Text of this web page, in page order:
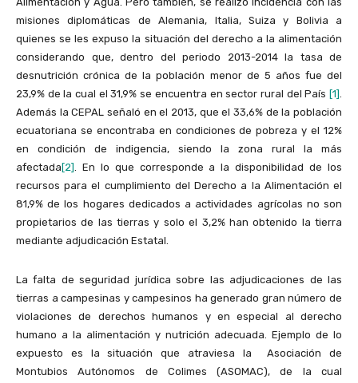
misiones diplomáticas de Alemania, Italia, Suiza y Bolivia a
quienes se les expuso la situación del derecho a la alimentación
considerando que, dentro del periodo 2013-2014 la tasa de
desnutrición crónica de la población menor de 5 años fue del
23,9% de la cual el 31,9% se encuentra en sector rural del País [1].
Además la CEPAL señaló en el 2013, que el 33,6% de la población
ecuatoriana se encontraba en condiciones de pobreza y el 12%
en condición de indigencia, siendo la zona rural la más
afectada[2]. En lo que corresponde a la disponibilidad de los
recursos para el cumplimiento del Derecho a la Alimentación el
81,9% de los hogares dedicados a actividades agrícolas no son
propietarios de las tierras y solo el 3,2% han obtenido la tierra
mediante adjudicación Estatal.
La falta de seguridad jurídica sobre las adjudicaciones de las
tierras a campesinas y campesinos ha generado gran número de
violaciones de derechos humanos y en especial al derecho
humano a la alimentación y nutrición adecuada. Ejemplo de lo
expuesto es la situación que atraviesa la Asociación de
Montubios Autónomos de Colimes (ASOMAC), de la cual